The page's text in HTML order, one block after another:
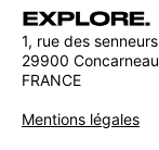
1, rue des senneurs
29900 Concarneau
FRANCE
Mentions légales